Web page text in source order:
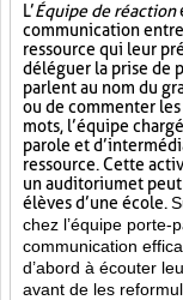
L’Équipe de réaction
communication
ressource qui leur
déléguer la prise de
parlent au nom du
ou de commenter les
mots, l’équipe
parole et
ressource. Cette
un auditorium et
élèves d’une école.
chez l’équipe porte-
communication
d’abord à écouter
avant de les